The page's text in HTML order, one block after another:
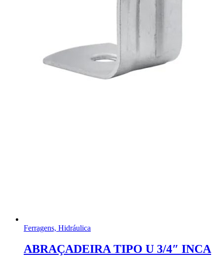
Ferragens, Hidráulica
ABRAÇADEIRA TIPO U 3/4″ INCA